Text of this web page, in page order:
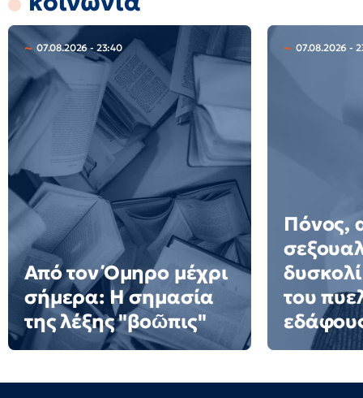
07.08.2026 - 23:40
Από τον Όμηρο μέχρι
σήμερα: Η σημασία
της λέξης "βοῶπις"
07.08.2026 -
Πόνος,
του